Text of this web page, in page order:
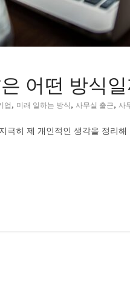
어떤 방식일
업 , 미래 일하는 방식 , 사무실 출근, 사
히 제 개인적인 생각을 정리해